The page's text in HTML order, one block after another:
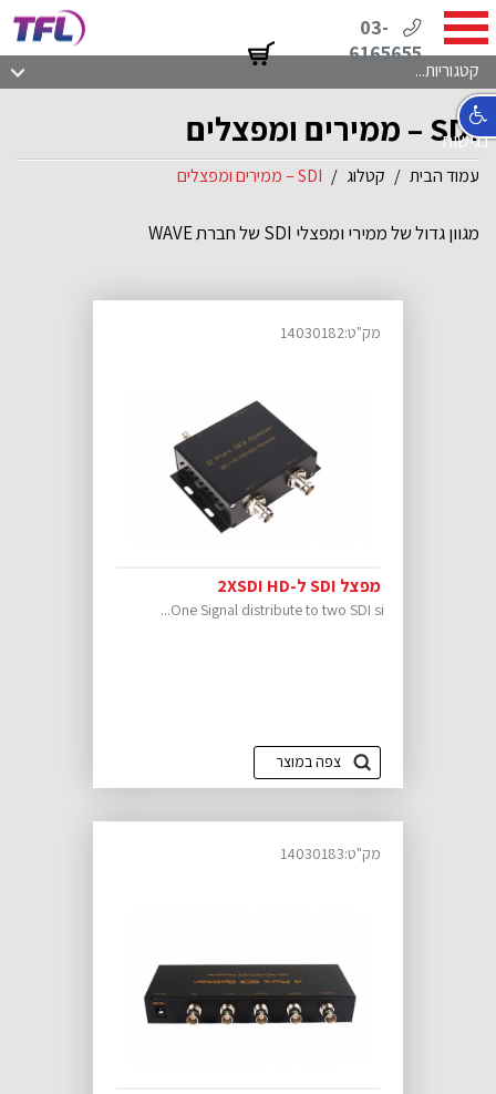
03-
6165655
קטגוריות...
SDI – ממירים ומפצלים
עמוד הבית קטלוג SDI – ממירים ומפצלים
מגוון גדול של ממירי ומפצלי SDI של חברת WAVE
מפצל SDI ל-2XSDI HD
One Signal distribute to two SDI si...
צפה במוצר
מק"ט:14030182
מק"ט:14030183
נגישות